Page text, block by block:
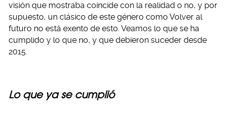
visión que mostraba coincide con la realidad o no, y por
supuesto, un clásico de este género como Volver al
futuro no está exento de esto. Veamos lo que se ha
cumplido y lo que no, y que debieron suceder desde
2015.
Lo que ya se cumplió